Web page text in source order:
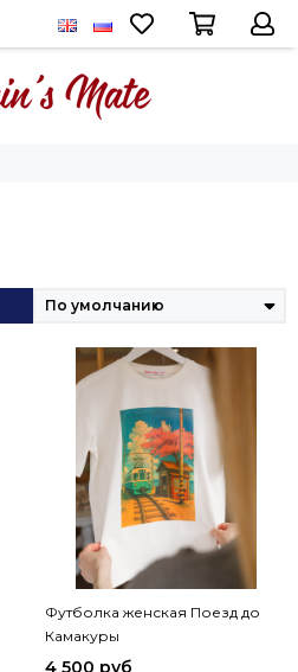
Футболка женская Поезд до
Камакуры
4 500 руб